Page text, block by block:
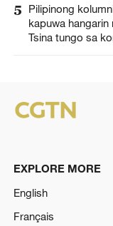
5
Pilipinong
kapuwa
Tsina tungo sa
EXPLORE MORE
English
Français